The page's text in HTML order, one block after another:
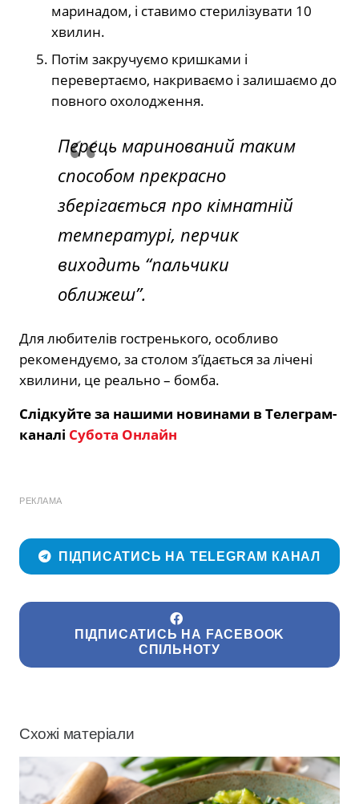
маринадом, і ставимо стерилізувати 10
хвилин.
Потім закручуємо кришками і
перевертаємо, накриваємо і залишаємо до
повного охолодження.
Перець маринований таким
способом прекрасно
зберігається про кімнатній
температурі, перчик
виходить “пальчики
оближеш”.
Для любителів гостренького, особливо
рекомендуємо, за столом з’їдається за лічені
хвилини, це реально – бомба.
Слідкуйте за нашими новинами в Телеграм-
каналі Субота Онлайн
РЕКЛАМА
ПІДПИСАТИСЬ НА TELEGRAM КАНАЛ
ПІДПИСАТИСЬ НА FACEBOOK
СПІЛЬНОТУ
Схожі матеріали